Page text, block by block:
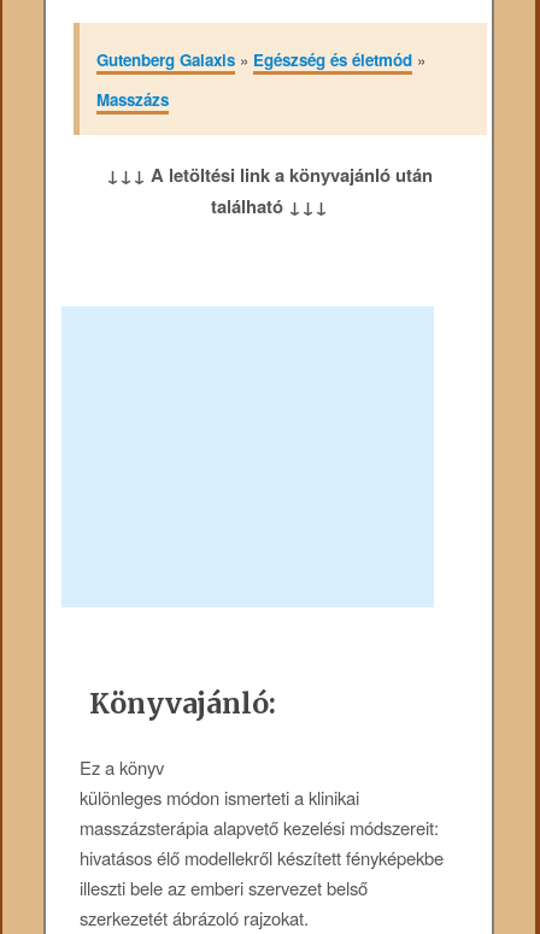
Gutenberg Galaxis» Egészség és életmód»
Masszázs
↓↓↓ A letöltési link a könyvajánló után
található ↓↓↓
Könyvajánló:
Ez a könyv
különleges módon ismerteti a klinikai
masszázsterápia alapvető kezelési módszereit:
hivatásos élő modellekről készített fényképekbe
illeszti bele az emberi szervezet belső
szerkezetét ábrázoló rajzokat.